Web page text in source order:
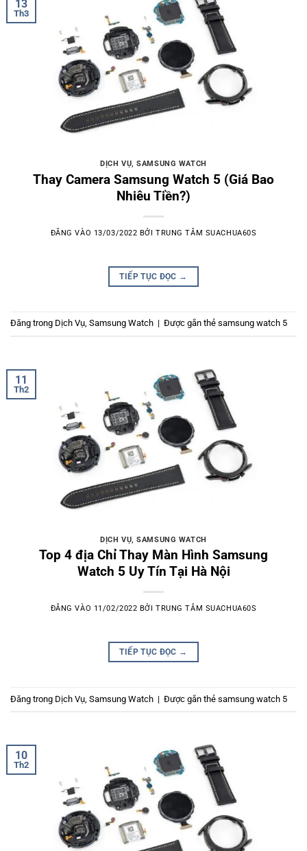
13
Th3
DỊCH VỤ,SAMSUNG WATCH
Thay Camera Samsung Watch 5 (Giá Bao
Nhiêu Tiền?)
ĐĂNG VÀO 13/03/2022 BỞITRUNG TÂM SUACHUA60S
TIẾP TỤC ĐỌC →
Đăng trong Dịch Vụ, Samsung Watch | Được gắn thẻ samsung watch 5
11
Th2
DỊCH VỤ ,SAMSUNG WATCH
Top 4 địa Chỉ Thay Màn Hình Samsung
Watch 5 Uy Tín Tại Hà Nội
ĐĂNG VÀO 11/02/2022 BỞITRUNG TÂM SUACHUA60S
TIẾP TỤC ĐỌC →
Đăng trong Dịch Vụ Samsung Watch | Được gắn thẻ samsung watch 5
10
Th2